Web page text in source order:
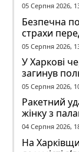
05 Серпня 2026,
Безпечна
страхи
05 Серпня 2026,
У Харкові
загинув
Вольський
05 Серпня 2026,
Ракетний
жінку з
04 Серпня 2026,
На